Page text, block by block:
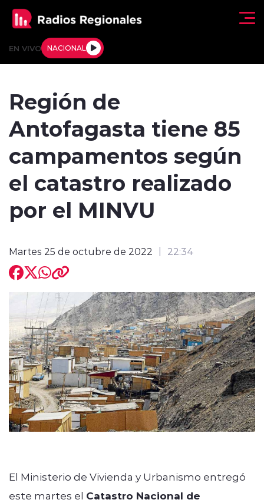
EN VIVO NACIONAL
Actualidad
Tendencias
Deportes
Internacional
Entrevistas
modo claro
Región de
Antofagasta tiene 85
campamentos según
el catastro realizado
por el MINVU
Martes 25 de octubre de 2022 22:34
El Ministerio de Vivienda y Urbanismo entregó
este martes el Catastro Nacional de